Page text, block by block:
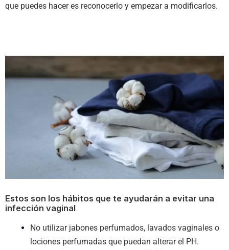
que puedes hacer es reconocerlo y empezar a modificarlos.
Estos son los hábitos que te ayudarán a evitar una
infección vaginal
No utilizar jabones perfumados, lavados vaginales o
lociones perfumadas que puedan alterar el PH.